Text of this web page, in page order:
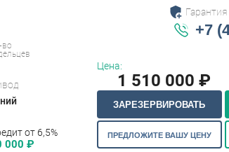
во
от 6,5%
000 ₽
+7
Цена:
1 510 000 ₽
ЗАРЕЗЕРВИРОВАТЬ
ПРЕДЛОЖИТЕ ВАШУ ЦЕНУ